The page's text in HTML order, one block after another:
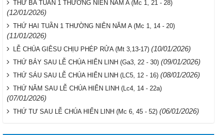
THỨ BA TUẦN 1 THƯỜNG NIÊN NĂM A (Mc 1, 21 - 28)
(12/01/2026)
THỨ HAI TUẦN 1 THƯỜNG NIÊN NĂM A (Mc 1, 14 - 20)
(11/01/2026)
LỄ CHÚA GIÊSU CHỊU PHÉP RỬA (Mt 3,13-17) (10/01/2026)
THỨ BẢY SAU LỄ CHÚA HIỂN LINH (Ga3, 22 - 30) (09/01/2026)
THỨ SÁU SAU LỄ CHÚA HIỂN LINH (LC5, 12 - 16) (08/01/2026)
THỨ NĂM SAU LỄ CHÚA HIỂN LINH (Lc4, 14 - 22a)
(07/01/2026)
THỨ TƯ SAU LỄ CHÚA HIỂN LINH (Mc 6, 45 - 52) (06/01/2026)